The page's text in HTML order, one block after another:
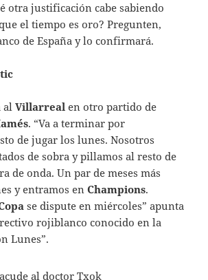
otra justificación cabe sabiendo
el tiempo es oro? Pregunten,
de España y lo confirmará.
alVillarrealen otro partido de
. “Va a terminar por
de jugar los lunes. Nosotros
de sobra y pillamos al resto de
de onda. Un par de meses más
y entramos enChampions.
se dispute en miércoles” apunta
rojiblanco conocido en la
Lunes”.